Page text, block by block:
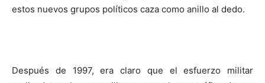
estos nuevos grupos políticos caza como anillo al dedo.
Después de 1997, era claro que el esfuerzo militar